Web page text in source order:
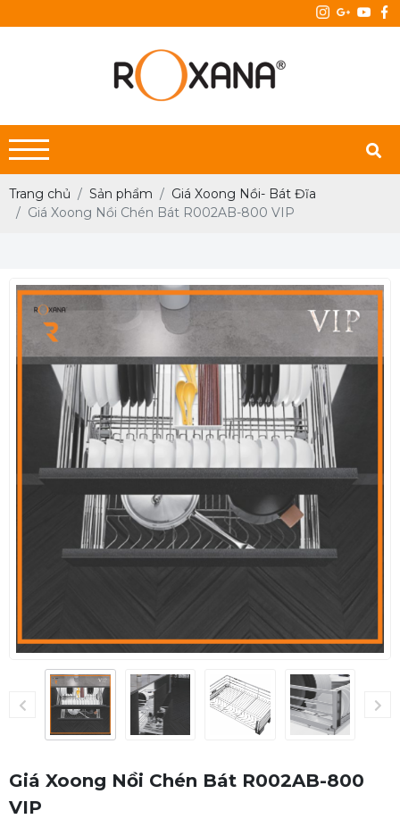
Trang chủ Sản phẩm
Giá Xoong Nồi- Bát Đĩa
Giá Xoong Nồi Chén Bát R002AB-800 VIP
Giá Xoong Nồi Chén Bát R002AB-800
VIP